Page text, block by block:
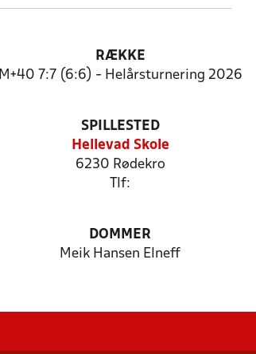
RÆKKE
M+40 7:7 (6:6) - Helårsturnering 2026
SPILLESTED
Hellevad Skole
6230 Rødekro
Tlf:
DOMMER
Meik Hansen Elneff